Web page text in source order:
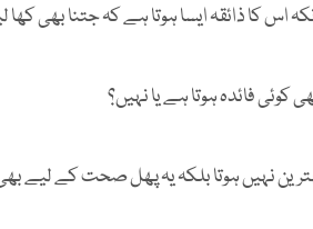
اس کا ذائقہ ایسا ہوتا ہے کہ جتنا بھی کھا
فائدہ ہوتا ہے یا نہیں؟
نہیں ہوتا بلکہ یہ پھل صحت کے لیے